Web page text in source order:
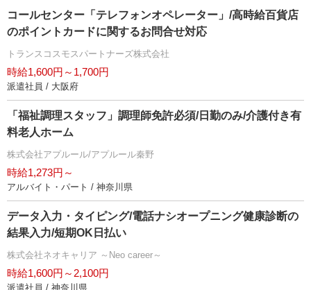
コールセンター「テレフォンオペレーター」/高時給百貨店
のポイントカードに関するお問合せ対応
トランスコスモスパートナーズ株式会社
時給1,600円～1,700円
派遣社員 / 大阪府
「福祉調理スタッフ」調理師免許必須/日勤のみ/介護付き有
料老人ホーム
株式会社アプルール/アプルール秦野
時給1,273円～
アルバイト・パート / 神奈川県
データ入力・タイピング/電話ナシオープニング健康診断の
結果入力/短期OK日払い
株式会社ネオキャリア ～Neo career～
時給1,600円～2,100円
派遣社員 / 神奈川県